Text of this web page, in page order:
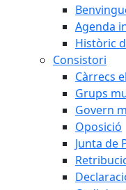
Agenda
Històric
Consistori
Càrrecs
Grups
Govern
Oposició
Junta de